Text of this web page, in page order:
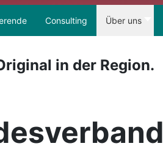
Consulting Über uns
in der Region.